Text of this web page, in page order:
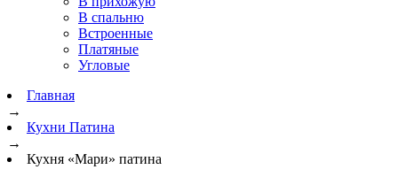
В спальню
Встроенные
Платяные
Угловые
Главная
→
Кухни Патина
→
Кухня «Мари» патина